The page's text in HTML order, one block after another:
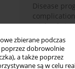
zbierane podczas
poprzez dobrowolnie
a także poprzez
są w celu
Disease
misleads in
syndrome:
Personality
in university